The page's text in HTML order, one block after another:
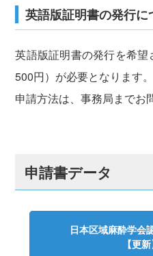
英語版証明書の発行に
英語版証明書の発行を希
500円）が必要となります。
申請方法は、事務局までお
申請書データ
日本区域麻酔学会
【更新